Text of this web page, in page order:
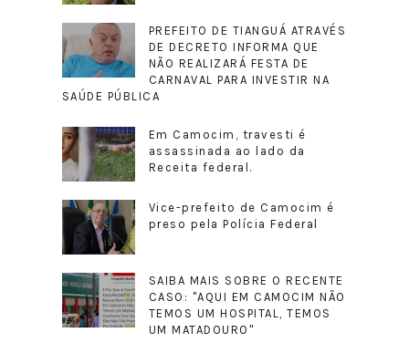
PREFEITO DE TIANGUÁ ATRAVÉS
DE DECRETO INFORMA QUE
NÃO REALIZARÁ FESTA DE
CARNAVAL PARA INVESTIR NA
SAÚDE PÚBLICA
Em Camocim, travesti é
assassinada ao lado da
Receita federal.
Vice-prefeito de Camocim é
preso pela Polícia Federal
SAIBA MAIS SOBRE O RECENTE
CASO: "AQUI EM CAMOCIM NÃO
TEMOS UM HOSPITAL, TEMOS
UM MATADOURO"